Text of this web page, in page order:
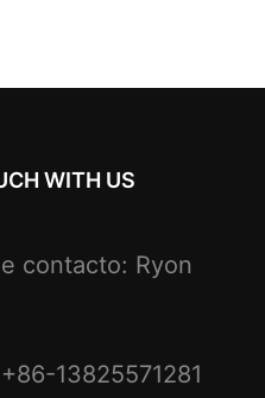
WITH US
contacto: Ryon
13825571281